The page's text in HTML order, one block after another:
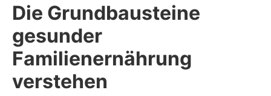
Die Grundbausteine
gesunder
Familienernährung
verstehen